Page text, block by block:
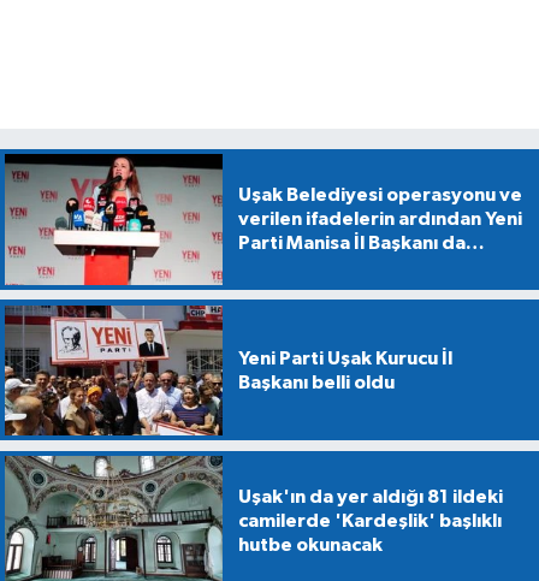
Uşak Belediyesi operasyonu ve
verilen ifadelerin ardından Yeni
Parti Manisa İl Başkanı da
Yeni Parti Uşak Kurucu İl
Başkanı belli oldu
Uşak'ın da yer aldığı 81 ildeki
camilerde 'Kardeşlik' başlıklı
hutbe okunacak